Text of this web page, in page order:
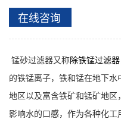
在线咨询
锰砂过滤器又称除铁锰过滤
的铁锰离子，铁和锰在地下
地区以及富含铁矿和锰矿地区
影响水的口感，作为各种化